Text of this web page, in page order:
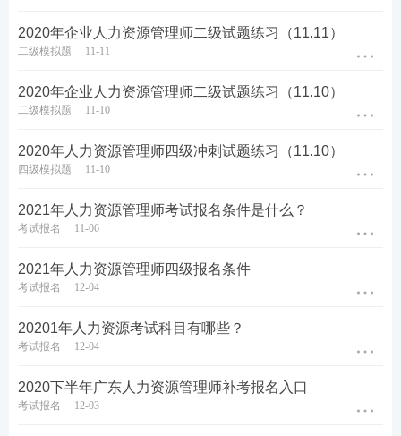
2020年企业人力资源管理师二级试题练习（11.11）
二级模拟题 11-11
2020年企业人力资源管理师二级试题练习（11.10）
二级模拟题 11-10
2020年人力资源管理师四级冲刺试题练习（11.10）
四级模拟题 11-10
2021年人力资源管理师考试报名条件是什么？
考试报名 11-06
2021年人力资源管理师四级报名条件
考试报名 12-04
20201年人力资源考试科目有哪些？
考试报名 12-04
2020下半年广东人力资源管理师补考报名入口
考试报名 12-03